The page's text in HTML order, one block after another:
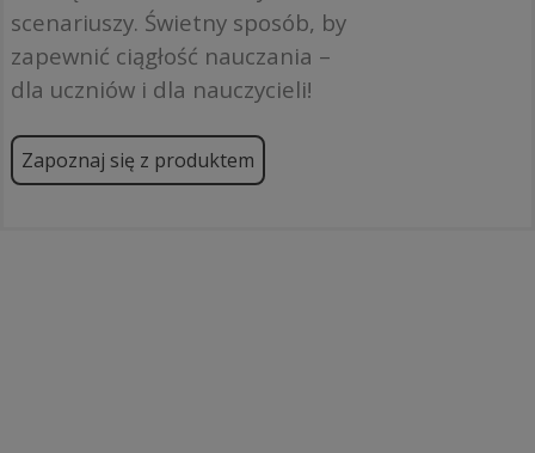
scenariuszy. Świetny sposób, by
zapewnić ciągłość nauczania –
dla uczniów i dla nauczycieli!
Zapoznaj się z produktem